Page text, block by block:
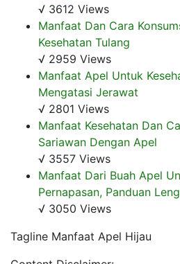
√ 3612 Views
Manfaat Dan Cara
Kesehatan Tulang
√ 2959 Views
Manfaat Apel Untuk
Mengatasi Jerawat
√ 2801 Views
Manfaat Kesehatan Dan
Sariawan Dengan Apel
√ 3557 Views
Manfaat Dari Buah Apel
Pernapasan, Panduan
√ 3050 Views
Tagline Manfaat Apel Hijau